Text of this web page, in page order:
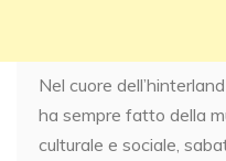
Nel cuore
ha sempre fatto della
culturale e sociale,